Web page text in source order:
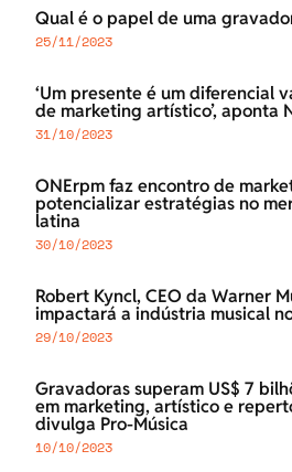
Qual é o papel de uma
25/11/2023
‘Um presente é um diferencial
de marketing artístico’, aponta
31/10/2023
ONErpm faz encontro de
potencializar estratégias no
latina
30/10/2023
Robert Kyncl, CEO da Warner
impactará a indústria musical
29/10/2023
Gravadoras superam US$ 7
em marketing, artístico e
divulga Pro-Música
10/10/2023